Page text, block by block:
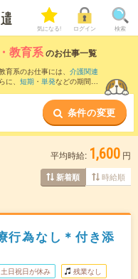
気になる! ログイン 検索
教育系のお仕事一覧
系のお仕事には、 介護関連
、 短期 ・ 単発などの期間
条件の変更
平均時給: 1,600 円
新着順 時給順
行為なし＊付き添
土日祝日が休み 残業なし